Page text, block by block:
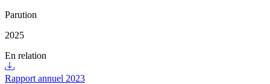
Parution
2025
En relation
Rapport annuel 2023